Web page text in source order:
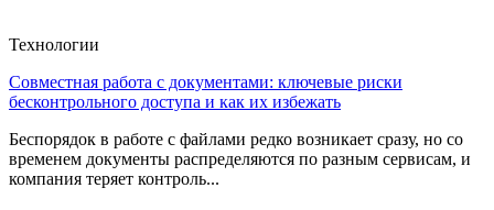
Технологии
Совместная работа с документами: ключевые риски
бесконтрольного доступа и как их избежать
Беспорядок в работе с файлами редко возникает сразу, но со
временем документы распределяются по разным сервисам, и
компания теряет контроль...